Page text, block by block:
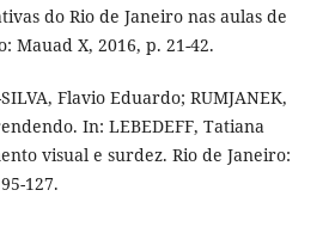
do Rio de Janeiro nas aulas de
Mauad X, 2016, p. 21-42.
Flavio Eduardo; RUMJANEK,
In: LEBEDEFF, Tatiana
visual e surdez. Rio de Janeiro:
127.